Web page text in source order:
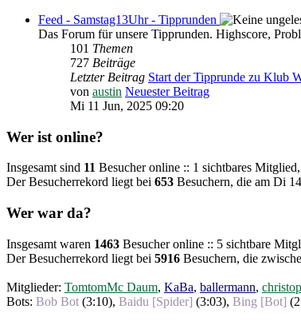
Feed - Samstag13Uhr - Tipprunden
Das Forum für unsere Tipprunden. Highscore,
101 Themen
727 Beiträge
Letzter Beitrag Start der Tipprunde zu Klub
von austin Neuester Beitrag
Mi 11 Jun, 2025 09:20
Wer ist online?
Insgesamt sind 11 Besucher online :: 1 sichtbares
Der Besucherrekord liegt bei 653 Besuchern, die am Di
Wer war da?
Insgesamt waren 1463 Besucher online :: 5 sichtbare
Der Besucherrekord liegt bei 5916 Besuchern, die
Mitglieder: TomtomMc Daum, KaBa, ballermann,
Bots: Bob Bot (3:10), Baidu [Spider] (3:03), Bing [Bot] (